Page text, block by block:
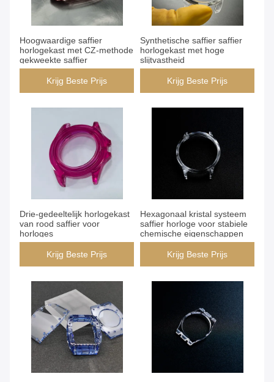
Hoogwaardige saffier
horlogekast met CZ-methode
gekweekte saffier
Krijg Beste Prijs
Synthetische saffier saffier
horlogekast met hoge
slijtvastheid
Krijg Beste Prijs
Drie-gedeeltelijk horlogekast
van rood saffier voor
horloges
Krijg Beste Prijs
Hexagonaal kristal systeem
saffier horloge voor stabiele
chemische eigenschappen
Krijg Beste Prijs